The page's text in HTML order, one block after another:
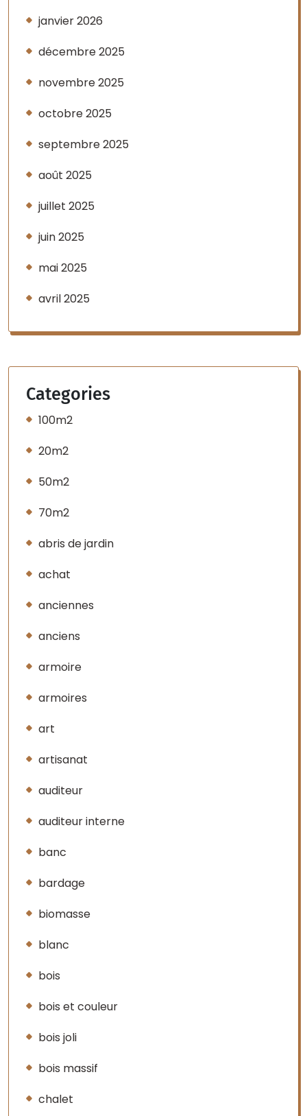
janvier 2026
décembre 2025
novembre 2025
octobre 2025
septembre 2025
août 2025
juillet 2025
juin 2025
mai 2025
avril 2025
Categories
100m2
20m2
50m2
70m2
abris de jardin
achat
anciennes
anciens
armoire
armoires
art
artisanat
auditeur
auditeur interne
banc
bardage
biomasse
blanc
bois
bois et couleur
bois joli
bois massif
chalet